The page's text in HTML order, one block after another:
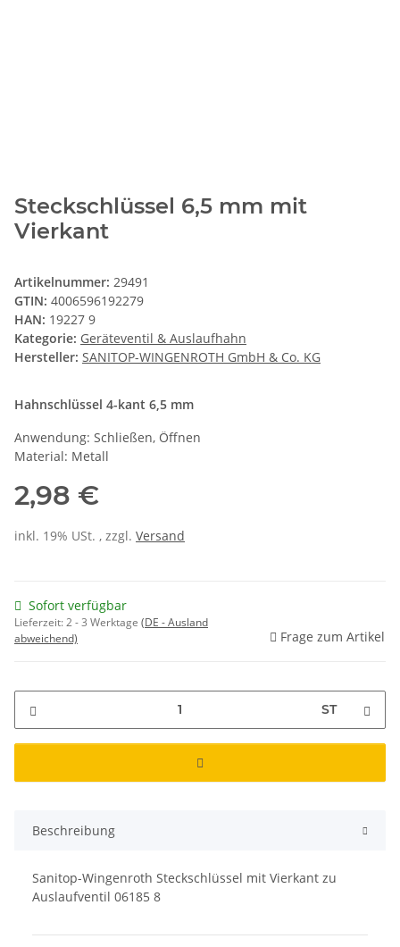
Steckschlüssel 6,5 mm mit
Vierkant
Artikelnummer: 29491
GTIN: 4006596192279
HAN: 19227 9
Kategorie: Geräteventil & Auslaufhahn
Hersteller: SANITOP-WINGENROTH GmbH & Co. KG
Hahnschlüssel 4-kant 6,5 mm
Anwendung: Schließen, Öffnen
Material: Metall
2,98 €
inkl. 19% USt. , zzgl. Versand
Sofort verfügbar
Lieferzeit:2 - 3 Werktage (DE - Ausland
abweichend)
Frage zum Artikel
ST
Beschreibung
Sanitop-Wingenroth Steckschlüssel mit Vierkant zu
Auslaufventil 06185 8